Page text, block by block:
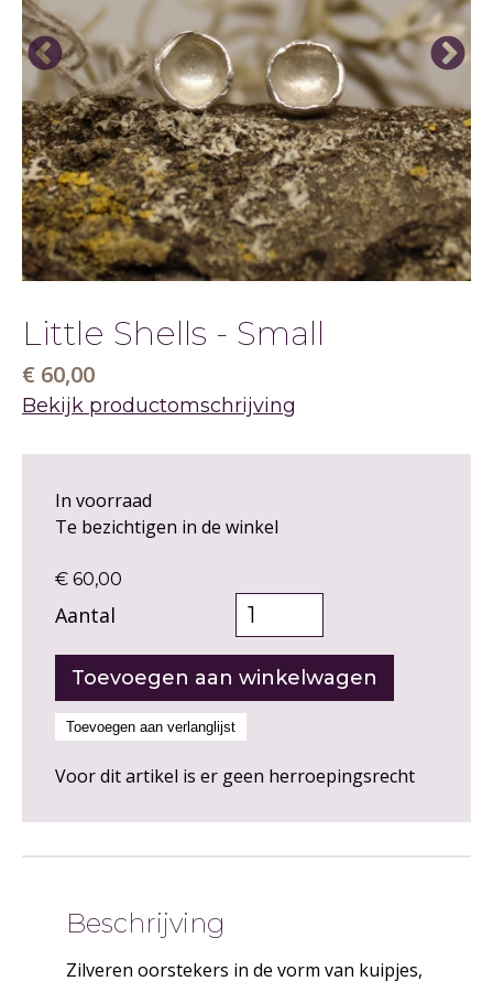
Little Shells - Small
€ 60,00
Bekijk productomschrijving
In voorraad
Te bezichtigen in de winkel
€ 60,00
Aantal
Voor dit artikel is er geen herroepingsrecht
Beschrijving
Zilveren oorstekers in de vorm van kuipjes,